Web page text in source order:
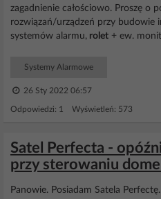
zagadnienie całościowo. Proszę o
rozwiązań/urządzeń przy budowie
systemów alarmu, rolet + ew.
Systemy Alarmowe
26 Sty 2022 06:57
Odpowiedzi: 1 Wyświetleń: 573
Satel Perfecta -
przy sterowaniu
Panowie. Posiadam Satela